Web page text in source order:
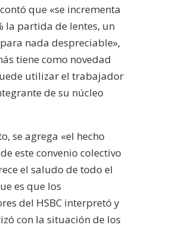
que «se incrementa
la partida de lentes, un
nada despreciable»,
tiene como novedad
utilizar el trabajador
de su núcleo
se agrega «el hecho
este convenio colectivo
el saludo de todo el
es que los
del HSBC interpretó y
con la situación de los